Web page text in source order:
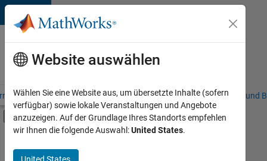
Weiter zum Inhalt
Karriere
bei
MathWorks
– Übersicht Stellensuche Niederlassungen Studierende und
Umschaltung für Off-Canvas-
Hauptinhalt
Information Technology
Website auswählen
Wählen Sie eine Website aus, um übersetzte Inhalte (sofern
verfügbar) sowie lokale Veranstaltungen und Angebote
anzuzeigen. Auf der Grundlage Ihres Standorts empfehlen
wir Ihnen die folgende Auswahl:United States.
United States